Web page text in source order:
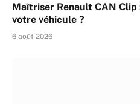
Maîtriser Renault CAN
votre véhicule ?
6 août 2026